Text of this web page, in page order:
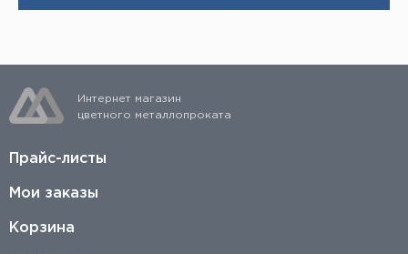
Интернет магазин
цветного металлопроката
Прайс-листы
Мои заказы
Корзина